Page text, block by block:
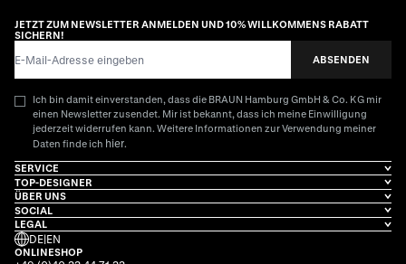
JETZT ZUM NEWSLETTER ANMELDEN UND 10% WILLKOMMENS RABATT
SICHERN!
ABSENDEN
Ich bin damit einverstanden, dass die BRAUN Hamburg GmbH & Co. KG mir
einen Newsletter zusendet. Mir ist bekannt, dass ich meine Einwilligung
jederzeit widerrufen kann. Weitere Informationen zur Verwendung meiner
Daten finde ich hier.
SERVICE
TOP-DESIGNER
ÜBER UNS
SOCIAL
LEGAL
DE|EN
ONLINESHOP